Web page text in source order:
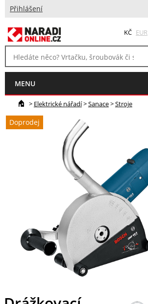
Přihlášení
KČ EUR
MENU
> Elektrické nářadí>Sanace>Stroje
Doprodej